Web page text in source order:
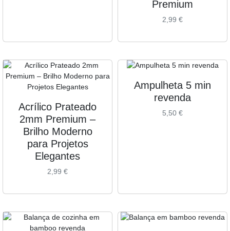
Premium
2,99 €
Acrílico Prateado
2mm Premium –
Brilho Moderno
para Projetos
Elegantes
2,99 €
Ampulheta 5 min
revenda
5,50 €